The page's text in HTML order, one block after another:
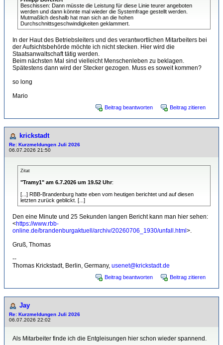
Beschissen: Dann müsste die Leistung für diese Linie teurer angeboten
werden und dann könnte mal wieder die Systemfrage gestellt werden.
Mutmaßlich deshalb hat man sich an die hohen
Durchschnittsgeschwindigkeiten geklammert.
In der Haut des Betriebsleiters und des verantwortlichen Mitarbeiters bei
der Aufsichtsbehörde möchte ich nicht stecken. Hier wird die
Staatsanwaltschaft tätig werden.
Beim nächsten Mal sind vielleicht Menschenleben zu beklagen.
Spätestens dann wird der Stecker gezogen. Muss es soweit kommen?
so long
Mario
Beitrag beantworten Beitrag zitieren
krickstadt
Re: Kurzmeldungen Juli 2026
06.07.2026 21:50
Zitat
"Tramy1" am 6.7.2026 um 19.52 Uhr:
[...] RBB-Brandenburg hatte eben vom heutigen berichtet und auf diesen
letzten zurück geblickt. [...]
Den eine Minute und 25 Sekunden langen Bericht kann man hier sehen:
<https://www.rbb-
online.de/brandenburgaktuell/archiv/20260706_1930/unfall.html>.
Gruß, Thomas
--
Thomas Krickstadt, Berlin, Germany, usenet@krickstadt.de
Beitrag beantworten Beitrag zitieren
Jay
Re: Kurzmeldungen Juli 2026
06.07.2026 22:02
Als Mitarbeiter finde ich die Entgleisungen hier schon wieder spannend.